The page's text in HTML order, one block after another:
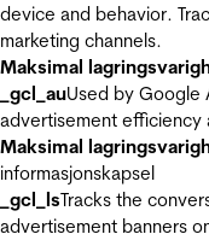
device and behavior.
marketing channels.
Maksimal
_gcl_auUsed by Google
advertisement efficiency
Maksimal
informasjonskapsel
_gcl_lsTracks the
advertisement banners